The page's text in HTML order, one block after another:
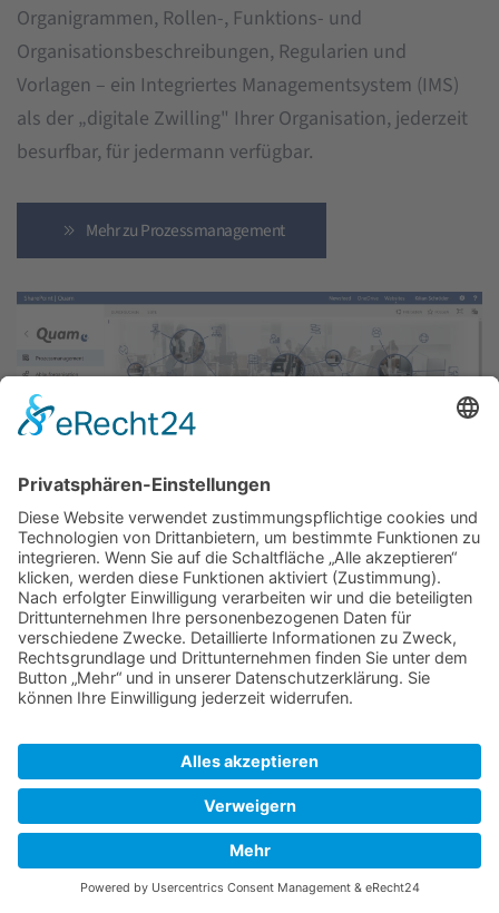
Organigrammen, Rollen-, Funktions- und
Organisationsbeschreibungen, Regularien und
Vorlagen – ein Integriertes Managementsystem (IMS)
als der „digitale Zwilling" Ihrer Organisation, jederzeit
besurfbar, für jedermann verfügbar.
Mehr zu Prozessmanagement